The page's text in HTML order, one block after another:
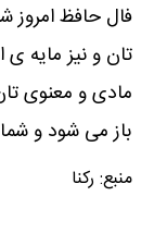
فال حافظ امروز
تان و نیز مایه
مادی و معنوی
باز می شود و
منبع: رکنا